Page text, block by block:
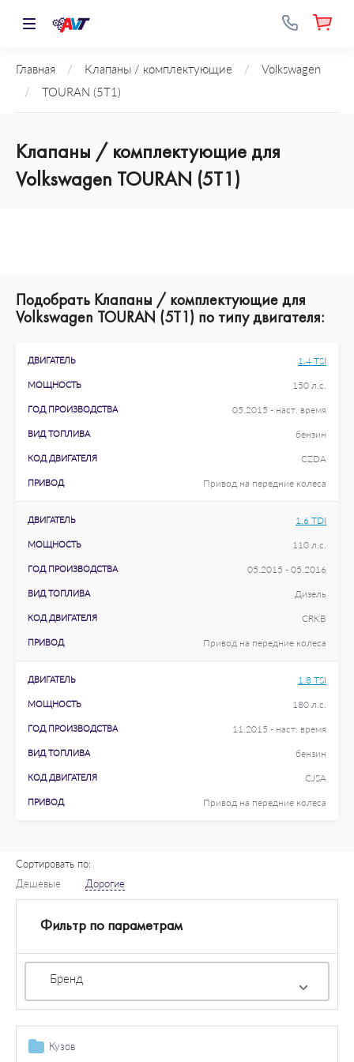
Главная / Клапаны / комплектующие /
Volkswagen
/
TOURAN (5T1)
Клапаны / комплектующие для
Volkswagen TOURAN (5T1)
Подобрать Клапаны / комплектующие для
Volkswagen TOURAN (5T1) по типу двигателя:
ДВИГАТЕЛЬ 1.4 TSI
МОЩНОСТЬ 150 л.с.
ГОД ПРОИЗВОДСТВА 05.2015 - наст. время
ВИД ТОПЛИВА бензин
КОД ДВИГАТЕЛЯ CZDA
ПРИВОД Привод на передние колеса
ДВИГАТЕЛЬ 1.6 TDI
МОЩНОСТЬ 110 л.с.
ГОД ПРОИЗВОДСТВА 05.2015 - 05.2016
ВИД ТОПЛИВА Дизель
КОД ДВИГАТЕЛЯ CRKB
ПРИВОД Привод на передние колеса
ДВИГАТЕЛЬ 1.8 TSI
МОЩНОСТЬ 180 л.с.
ГОД ПРОИЗВОДСТВА 11.2015 - наст. время
ВИД ТОПЛИВА бензин
КОД ДВИГАТЕЛЯ CJSA
ПРИВОД Привод на передние колеса
Сортировать по:
Дешевые
Дорогие
Фильтр по параметрам
Бренд
Кузов